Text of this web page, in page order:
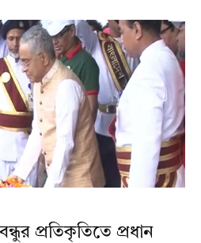
প্রতিকৃতিতে প্রধান